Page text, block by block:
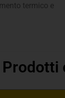
termico e
Prodotti